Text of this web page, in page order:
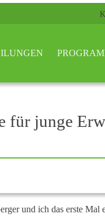
für junge
und ich das erste